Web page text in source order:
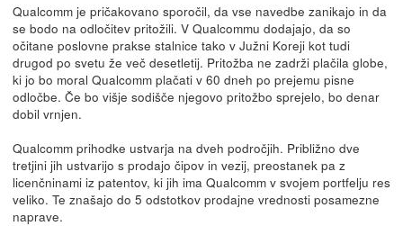
Qualcomm je pričakovano sporočil, da vse navedbe zanikajo in da
se bodo na odločitev pritožili. V Qualcommu dodajajo, da so
očitane poslovne prakse stalnice tako v Južni Koreji kot tudi
drugod po svetu že več desetletij. Pritožba ne zadrži plačila globe,
ki jo bo moral Qualcomm plačati v 60 dneh po prejemu pisne
odločbe. Če bo višje sodišče njegovo pritožbo sprejelo, bo denar
dobil vrnjen.
Qualcomm prihodke ustvarja na dveh področjih. Približno dve
tretjini jih ustvarijo s prodajo čipov in vezij, preostanek pa z
licenčninami iz patentov, ki jih ima Qualcomm v svojem portfelju res
veliko. Te znašajo do 5 odstotkov prodajne vrednosti posamezne
naprave.